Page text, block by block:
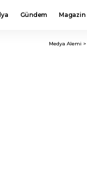
Gündem Magazin
Medya Alemi >